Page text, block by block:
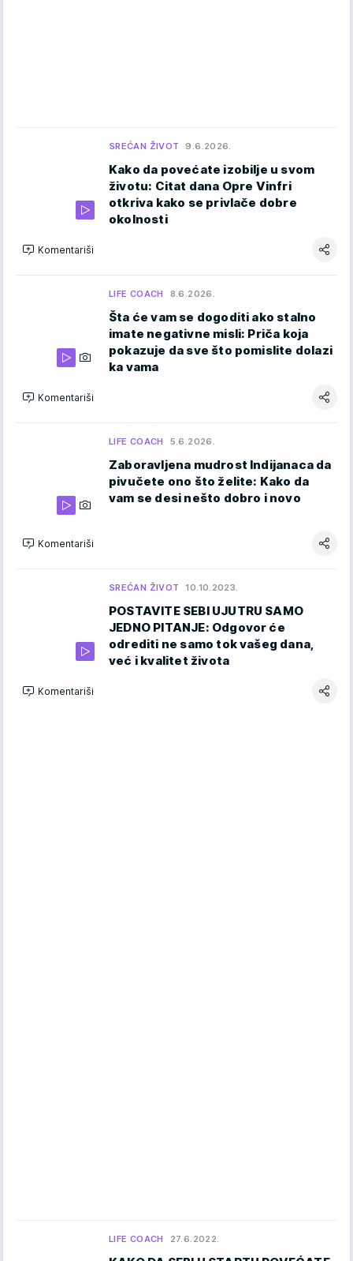
SREĆAN ŽIVOT 9.6.2026.
Kako da povećate izobilje u svom
životu: Citat dana Opre Vinfri
otkriva kako se privlače dobre
okolnosti
Komentariši
LIFE COACH 8.6.2026.
Šta će vam se dogoditi ako stalno
imate negativne misli: Priča koja
pokazuje da sve što pomislite dolazi
ka vama
Komentariši
LIFE COACH 5.6.2026.
Zaboravljena mudrost Indijanaca da
pivučete ono što želite: Kako da
vam se desi nešto dobro i novo
Komentariši
SREĆAN ŽIVOT 10.10.2023.
POSTAVITE SEBI UJUTRU SAMO
JEDNO PITANJE: Odgovor će
odrediti ne samo tok vašeg dana,
već i kvalitet života
Komentariši
LIFE COACH 27.6.2022.